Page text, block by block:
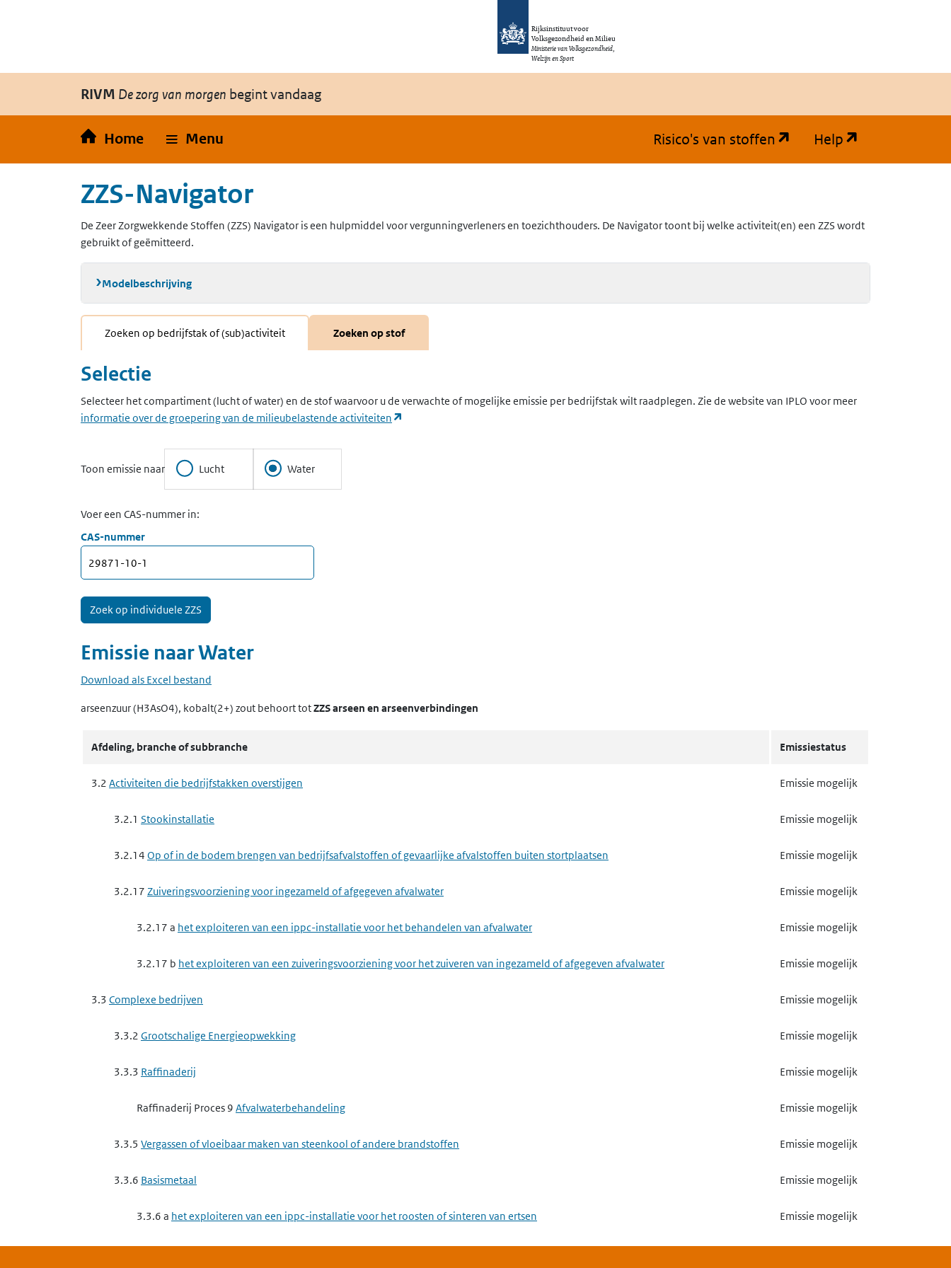
Rijksinstituut voor
Volksgezondheid en Milieu
Ministerie van Volksgezondheid,
Welzijn en Sport
RIVM De zorg van morgen begint vandaag
Home Menu Risico's van stoffen (opent in een nieuw
Help
ZZS-Navigator
De Zeer Zorgwekkende Stoffen (ZZS) Navigator is een hulpmiddel voor vergunningverleners en toezichthouders. De Navigator toont bij welke activiteit(en) een ZZS wordt
gebruikt of geëmitteerd.
Modelbeschrijving
Zoeken op bedrijfstak of (sub)activiteit Zoeken op stof
Selectie
Selecteer het compartiment (lucht of water) en de stof waarvoor u de verwachte of mogelijke emissie per bedrijfstak wilt raadplegen. Zie de website van IPLO voor meer
informatie over de groepering van de milieubelastende activiteiten
Toon emissie naar Lucht Water
Voer een CAS-nummer in:
CAS-nummer
Emissie naarWater
Download als Excel bestand
arseenzuur (H3AsO4), kobalt(2+) zout behoort totZZS arseen en arseenverbindingen
Afdeling, branche of subbranche Emissiestatus
3.2 Activiteiten die bedrijfstakken overstijgen Emissie mogelijk
3.2.1 Stookinstallatie Emissie mogelijk
3.2.14 Op of in de bodem brengen van bedrijfsafvalstoffen of gevaarlijke afvalstoffen buiten stortplaatsen Emissie mogelijk
3.2.17 Zuiveringsvoorziening voor ingezameld of afgegeven afvalwater Emissie mogelijk
3.2.17 a het exploiteren van een ippc-installatie voor het behandelen van afvalwater Emissie mogelijk
3.2.17 b het exploiteren van een zuiveringsvoorziening voor het zuiveren van ingezameld of afgegeven afvalwater Emissie mogelijk
3.3 Complexe bedrijven Emissie mogelijk
3.3.2 Grootschalige Energieopwekking Emissie mogelijk
3.3.3 Raffinaderij Emissie mogelijk
Raffinaderij Proces 9 Afvalwaterbehandeling Emissie mogelijk
3.3.5 Vergassen of vloeibaar maken van steenkool of andere brandstoffen Emissie mogelijk
3.3.6 Basismetaal Emissie mogelijk
3.3.6 a het exploiteren van een ippc-installatie voor het roosten of sinteren van ertsen Emissie mogelijk